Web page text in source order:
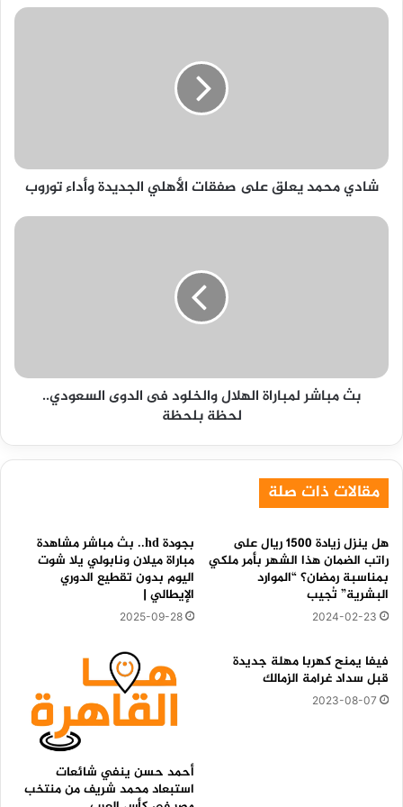
شادي
توروب
شادي محمد يعلق على صفقات الأهلي الجديدة وأداء توروب
بث
لحظة
بلحظةبث مباشر لمباراة الهلال والخلود فى الدوى السعودي..
لحظة بلحظة
مقالات ذات صلة
هل ينزل زيادة 1500 ريال على
راتب الضمان هذا الشهر بأمر ملكي
بمناسبة رمضان؟ “الموارد
البشرية” تُجيب
2024-02-23
بجودة hd.. بث مباشر مشاهدة
مباراة ميلان ونابولي يلا شوت
اليوم بدون تقطيع الدوري
الإيطالي |
2025-09-28
فيفا يمنح كهربا مهلة جديدة
قبل سداد غرامة الزمالك
2023-08-07
أحمد حسن ينفي شائعات
استبعاد محمد شريف من منتخب